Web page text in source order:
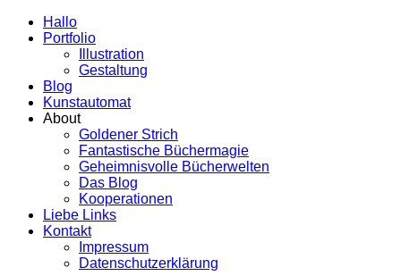
Hallo
Portfolio
Illustration
Gestaltung
Blog
Kunstautomat
About
Goldener Strich
Fantastische Büchermagie
Geheimnisvolle Bücherwelten
Das Blog
Kooperationen
Liebe Links
Kontakt
Impressum
Datenschutzerklärung